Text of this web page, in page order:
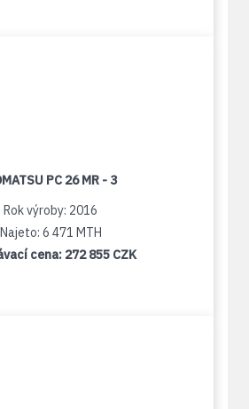
PC 26 MR - 3
Rok výroby: 2016
Najeto: 6 471 MTH
cena: 272 855 CZK